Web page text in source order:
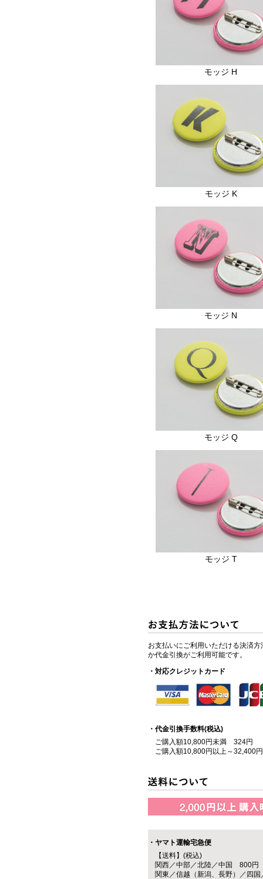
モッジ H
モッジ K
モッジ N
モッジ Q
モッジ T
お支払いにご利用いただける決済
か代金引換がご利用可能です。
・対応クレジットカード
・代金引換手数料(税込)
ご購入額10,800円未満 324円
ご購入額10,800円以上～32,400
・ヤマト運輸宅急便
【送料】(税込)
関西／中部／北陸／中国 800円
関東／信越（新潟、長野）／四